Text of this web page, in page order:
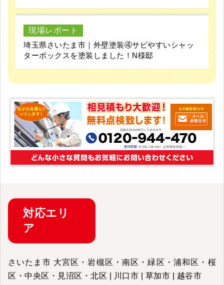
現場レポート
埼玉県さいたま市｜外壁塗装④サビやすいシャッ
ターボックスを塗装しました！N様邸
対応エリ
ア
さいたま市 大宮区・岩槻区・南区・緑区・浦和区・桜
区・中央区・見沼区・北区 | 川口市 | 草加市 | 越谷市